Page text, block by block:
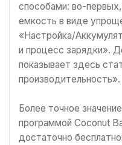
способами: во-
емкость в виде
«Настройка/
и процесс зарядки».
показывает здесь
производительность».
Более точное
программой Coconut
достаточно